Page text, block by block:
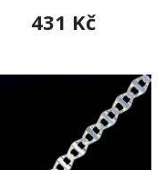
431 Kč